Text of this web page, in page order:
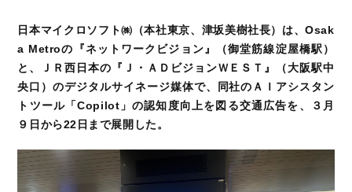
日本マイクロソフト㈱（本社東京、津坂美樹社長）は、Osak
a Metroの『ネットワークビジョン』（御堂筋線淀屋橋駅）
と、ＪＲ西日本の『Ｊ・ＡＤビジョンＷＥＳＴ』（大阪駅中
央口）のデジタルサイネージ媒体で、同社のＡＩアシスタン
トツール「Copilot」の認知度向上を図る交通広告を、３月
９日から22日まで展開した。